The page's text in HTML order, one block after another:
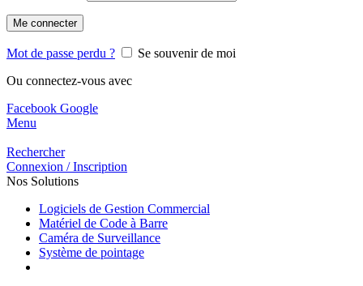
Me connecter
Mot de passe perdu ?
Se souvenir de moi
Ou connectez-vous avec
Facebook Google
Menu
Rechercher
Connexion / Inscription
Nos Solutions
Logiciels de Gestion Commercial
Matériel de Code à Barre
Caméra de Surveillance
Système de pointage